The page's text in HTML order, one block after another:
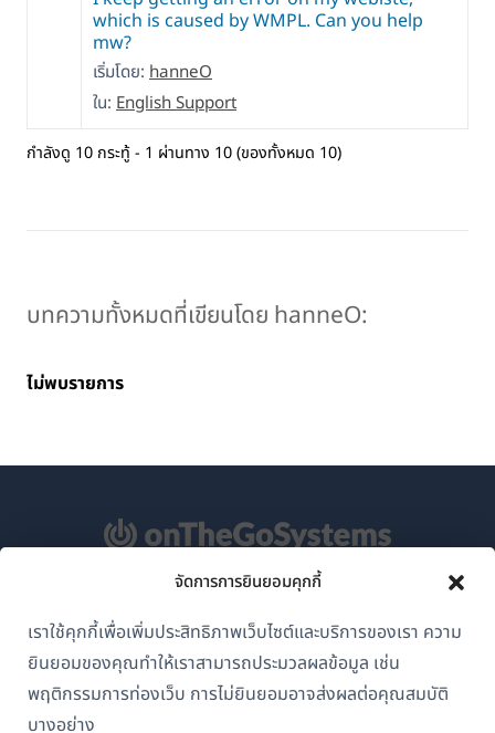
จัดการการยินยอมคุกกี้
เราใช้คุกกี้เพื่อเพิ่มประสิทธิภาพเว็บไซต์และบริการของเรา ความ
ยินยอมของคุณทำให้เราสามารถประมวลผลข้อมูล เช่น
พฤติกรรมการท่องเว็บ การไม่ยินยอมอาจส่งผลต่อคุณสมบัติ
บางอย่าง
which is caused by WMPL. Can you help
mw?
เริ่มโดย: hanneO
ใน: English Support
กำลังดู 10 กระทู้ - 1 ผ่านทาง 10 (ของทั้งหมด 10)
บทความทั้งหมดที่เขียนโดย hanneO:
ไม่พบรายการ
GDPR และนโยบายความเป็นส่วนตัว
เข้าร่วมทีมของเรา(เปิด